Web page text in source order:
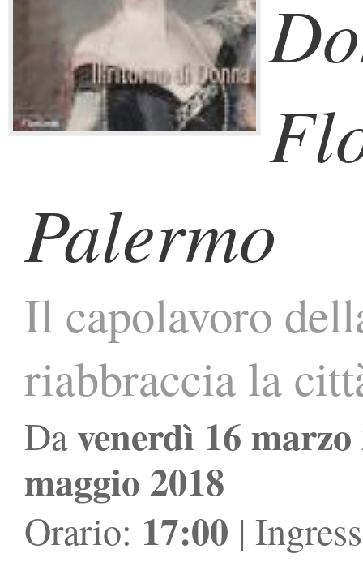
Palermo
Il capolavoro
riabbraccia la
Davenerdì 16 marzo
maggio 2018
Orario: 17:00 |